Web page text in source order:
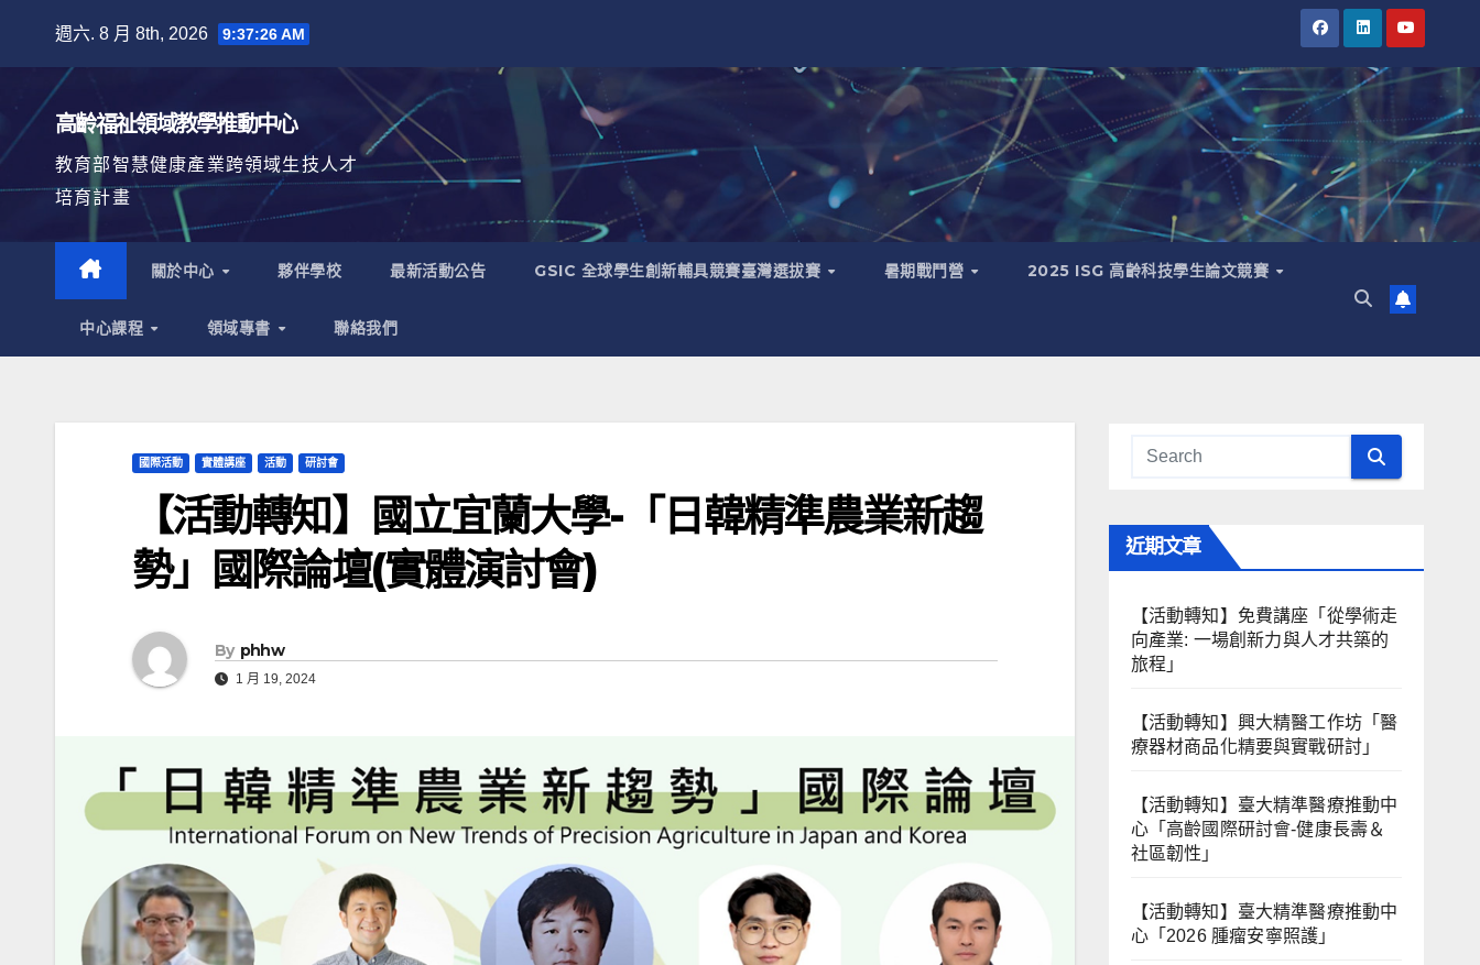
週六. 8 月 8th, 2026 9:37:27 AM
高齡福祉領域教學推動中心
教育部智慧健康產業跨領域生技人才
培育計畫
關於中心 夥伴學校 最新活動公告 GSIC 全球學生創新輔具競賽臺灣選拔賽 暑期戰鬥營 2025 ISG 高齡科技學生論文競賽
中心課程 領域專書 聯絡我們
國際活動 實體講座 活動 研討會
【活動轉知】國立宜蘭大學-「日韓精準農業新趨
勢」國際論壇(實體演討會)
By phhw
1 月 19, 2024
近期文章
【活動轉知】免費講座「從學術走
向產業: ⼀場創新力與⼈才共築的
旅程」
【活動轉知】興大精醫工作坊「醫
療器材商品化精要與實戰研討」
【活動轉知】臺大精準醫療推動中
心「高齡國際研討會-健康長壽＆
社區韌性」
【活動轉知】臺大精準醫療推動中
心「2026 腫瘤安寧照護」